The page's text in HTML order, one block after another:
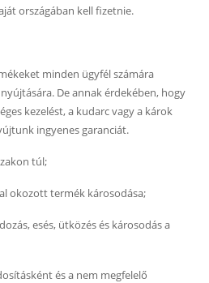
országában kell fizetnie.
minden ügyfél számára
De annak érdekében, hogy
kezelést, a kudarc vagy a károk
ingyenes garanciát.
túl;
okozott termék károsodása;
esés, ütközés és károsodás a
és a nem megfelelő